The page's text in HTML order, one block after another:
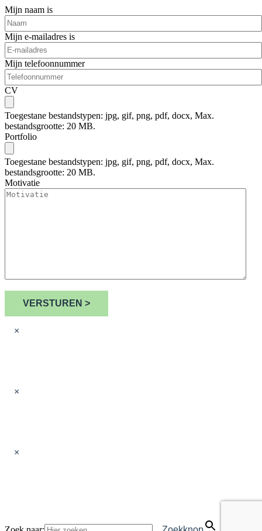
Mijn naam is
Mijn e-mailadres is
Mijn telefoonnummer
CV
Toegestane bestandstypen: jpg, gif, png, pdf, docx, Max.
bestandsgrootte: 20 MB.
Portfolio
Toegestane bestandstypen: jpg, gif, png, pdf, docx, Max.
bestandsgrootte: 20 MB.
Motivatie
* verplicht
VERSTUREN >
×
×
×